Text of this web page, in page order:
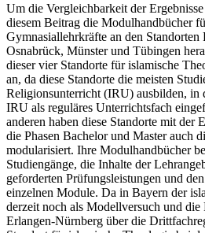
Um die Vergleichbarkeit der
diesem Beitrag die Modulhandbücher
Gymnasiallehrkräfte an den
Osnabrück, Münster und Tübingen
dieser vier Standorte für islamische
an, da diese Standorte die meisten
Religionsunterricht (IRU) ausbilden, in
IRU als reguläres Unterrichtsfach
anderen haben diese Standorte mit der
die Phasen Bachelor und Master auch
modularisiert. Ihre Modulhandbücher
Studiengänge, die Inhalte der
geforderten Prüfungsleistungen und
einzelnen Module. Da in Bayern der
derzeit noch als Modellversuch und
Erlangen-Nürnberg über die